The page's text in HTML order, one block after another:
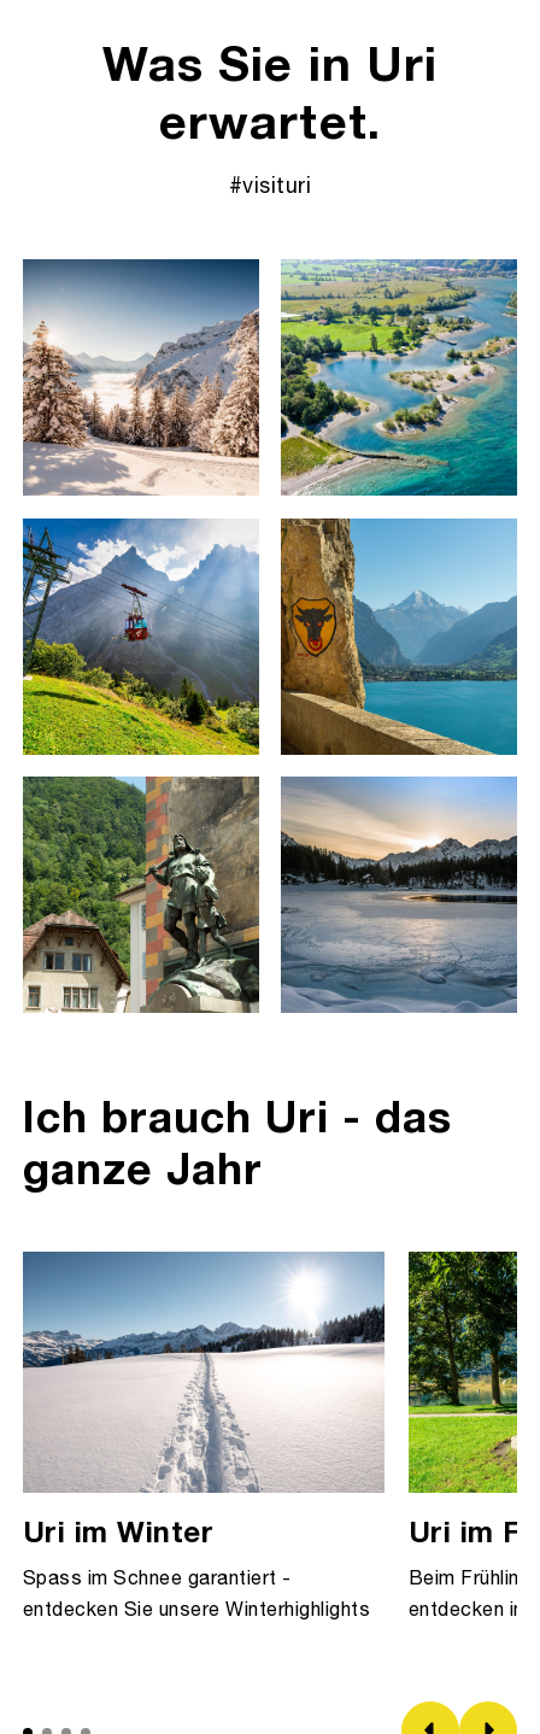
Was Sie in Uri
erwartet.
#visituri
Ich brauch Uri - das
ganze Jahr
Uri im Winter
Spass im Schnee garantiert -
entdecken Sie unsere Winterhighlights
Uri im
Beim
entdecken im